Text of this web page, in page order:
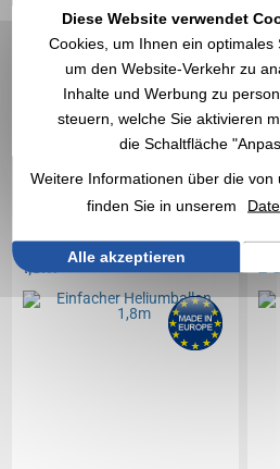
personalisierten
Produkten zufrieden
und empfehlen
Vegea weiter!
Einfacher Heliumballon
1,8m
2-
Diese Website verwendet
Cookies, um Ihnen ein optimales
um den Website-Verkehr zu
Inhalte und Werbung zu
steuern, welche Sie aktivieren
die Schaltfläche
Weitere Informationen über die von
finden Sie in unserem
Alle akzeptieren